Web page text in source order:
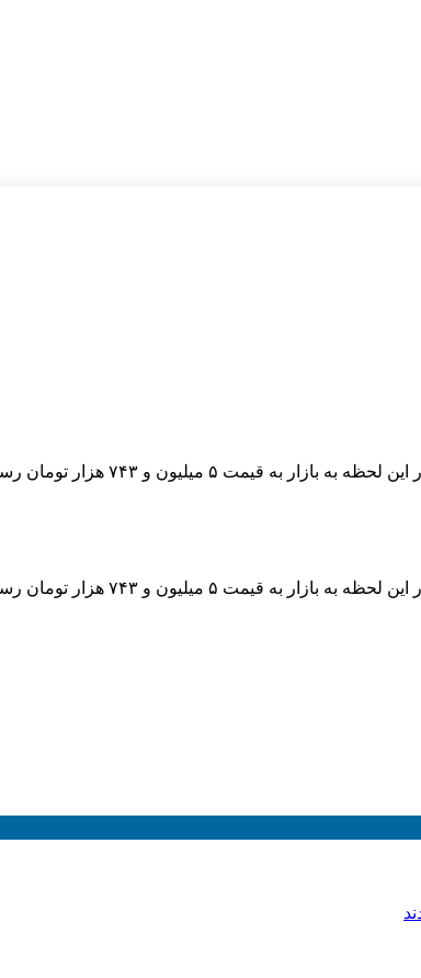
قیمت طلا ۱۸ عیار امروز سه شنبه
قیمت طلا ۱۸ عیار امروز سه شنبه